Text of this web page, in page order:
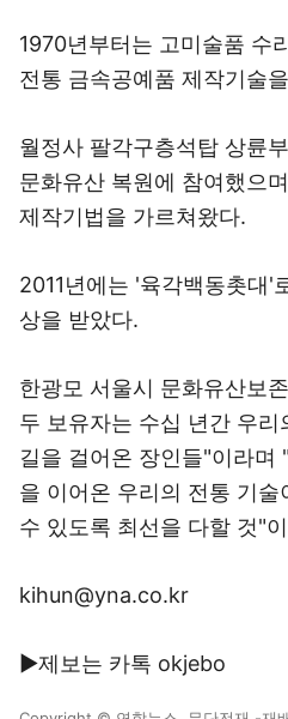
1970년부터는 고미술품 수
전통 금속공예품 제작기술
월정사 팔각구층석탑 상륜
문화유산 복원에 참여했으
제작기법을 가르쳐왔다.
2011년에는 '육각백동촛대'
상을 받았다.
한광모 서울시 문화유산보
두 보유자는 수십 년간 우리
길을 걸어온 장인들"이라며
을 이어온 우리의 전통 기
수 있도록 최선을 다할 것"
kihun@yna.co.kr
▶제보는 카톡 okjebo